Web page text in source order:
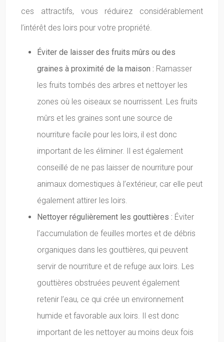
ces attractifs, vous réduirez considérablement
l’intérêt des loirs pour votre propriété.
Éviter de laisser des fruits mûrs ou des
graines à proximité de la maison : Ramasser
les fruits tombés des arbres et nettoyer les
zones où les oiseaux se nourrissent. Les fruits
mûrs et les graines sont une source de
nourriture facile pour les loirs, il est donc
important de les éliminer. Il est également
conseillé de ne pas laisser de nourriture pour
animaux domestiques à l’extérieur, car elle peut
également attirer les loirs.
Nettoyer régulièrement les gouttières : Éviter
l’accumulation de feuilles mortes et de débris
organiques dans les gouttières, qui peuvent
servir de nourriture et de refuge aux loirs. Les
gouttières obstruées peuvent également
retenir l’eau, ce qui crée un environnement
humide et favorable aux loirs. Il est donc
important de les nettoyer au moins deux fois